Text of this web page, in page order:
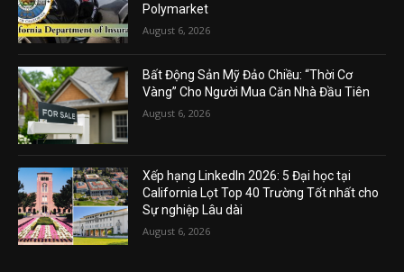
Polymarket
August 6, 2026
Bất Động Sản Mỹ Đảo Chiều: “Thời Cơ
Vàng” Cho Người Mua Căn Nhà Đầu Tiên
August 6, 2026
Xếp hạng LinkedIn 2026: 5 Đại học tại
California Lọt Top 40 Trường Tốt nhất cho
Sự nghiệp Lâu dài
August 6, 2026